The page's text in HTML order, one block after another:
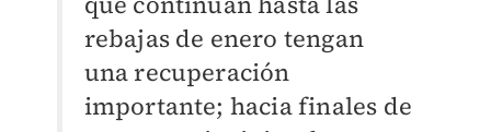
rebajas de enero tengan
una recuperación
importante; hacia finales de